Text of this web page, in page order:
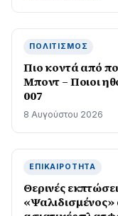
ΠΟΛΙΤΙΣΜΌΣ
Πιο κοντά από
Μποντ – Ποιοι
007
8 Αυγούστου 2026
ΕΠΙΚΑΙΡΌΤΗΤΑ
Θερινές
«Ψαλιδισμένος»